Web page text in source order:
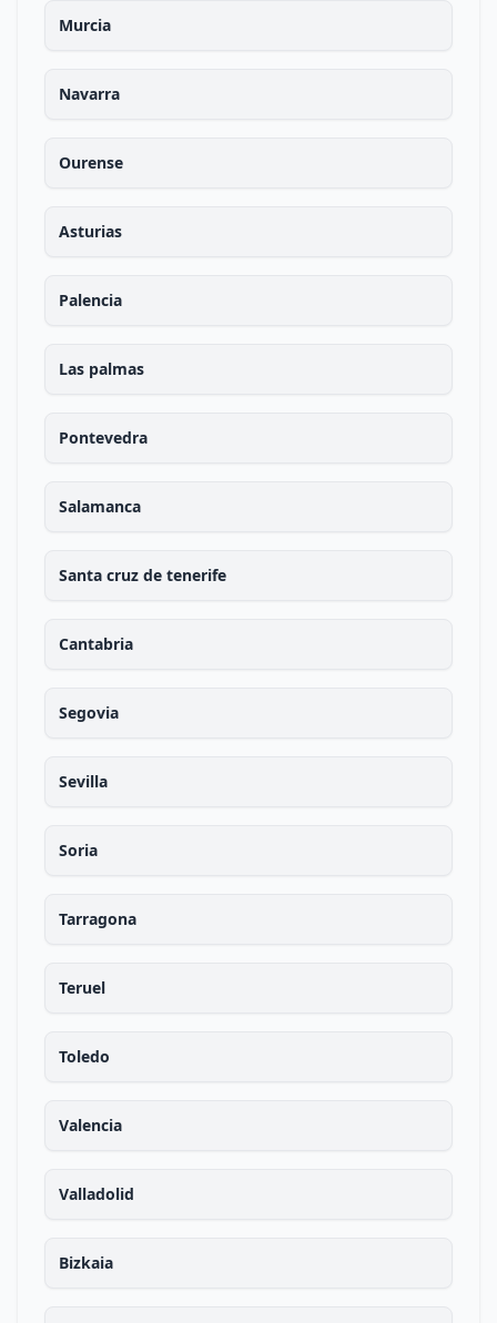
Murcia
Navarra
Ourense
Asturias
Palencia
Las palmas
Pontevedra
Salamanca
Santa cruz de tenerife
Cantabria
Segovia
Sevilla
Soria
Tarragona
Teruel
Toledo
Valencia
Valladolid
Bizkaia